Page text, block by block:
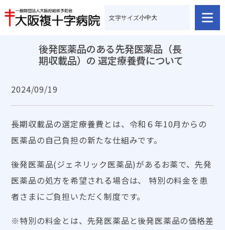
文字サイズ小中大
後発医薬品のある先発医薬品（長
期収載品）の 選定療養費について
2024/09/19
長期収載品の選定療養費とは、令和６年10月からの
医薬品の自己負担の新たな仕組みです。
後発医薬品(ジェネリック医薬品)があるお薬で、先発
医薬品の処方を希望される場合は、 特別の料金を患
者さまにご負担いただく制度です。
※特別の料金とは、先発医薬品と後発医薬品の価格差